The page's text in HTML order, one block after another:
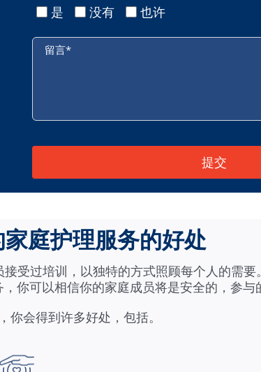
是
没有 也许
留言 *
庭护理服务的好处
受过培训，以独特的方式照顾每个人的需要
你可以相信你的家庭成员将是安全的，参与
你会得到许多好处，包括。